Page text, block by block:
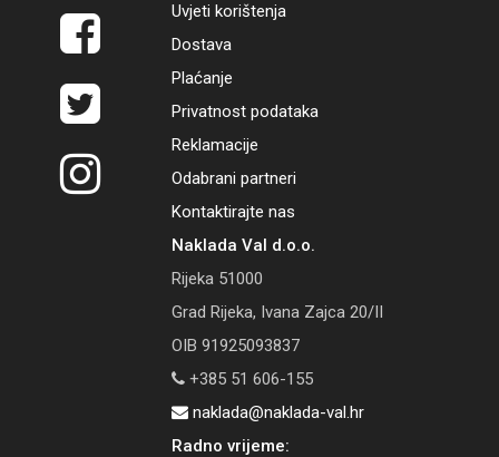
Uvjeti korištenja
Dostava
Plaćanje
Privatnost podataka
Reklamacije
Odabrani partneri
Kontaktirajte nas
Naklada Val d.o.o.
Rijeka 51000
Grad Rijeka, Ivana Zajca 20/II
OIB 91925093837
+385 51 606-155
naklada@naklada-val.hr
Radno vrijeme: